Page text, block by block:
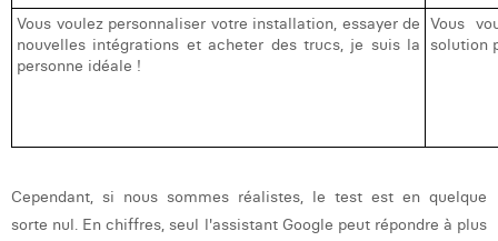
Vous voulez personnaliser votre installation, essayer de
nouvelles intégrations et acheter des trucs, je suis la
personne idéale !
Vous
solution
Cependant, si nous sommes réalistes, le test est en quelque
sorte nul. En chiffres, seul l'assistant Google peut répondre à plus